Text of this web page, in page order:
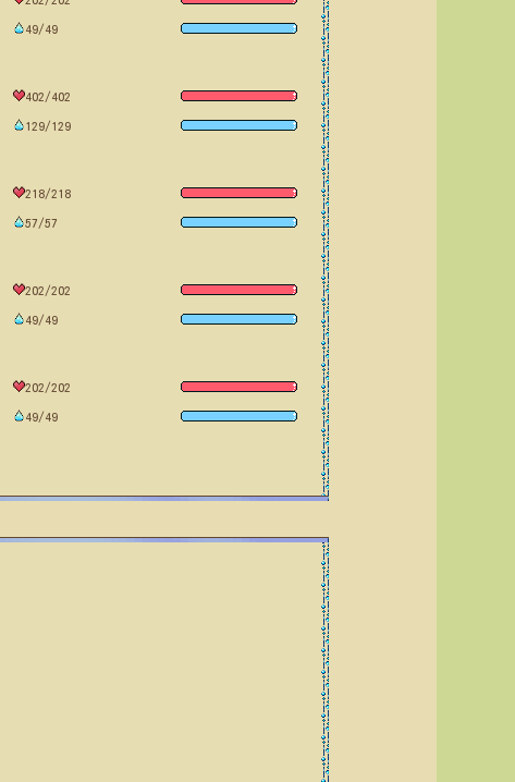
49/49
402/402
129/129
218/218
57/57
202/202
49/49
202/202
49/49